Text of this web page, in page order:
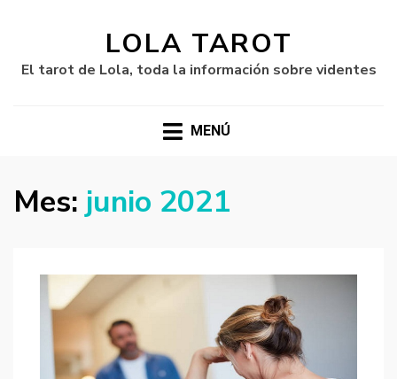
LOLA TAROT
El tarot de Lola, toda la información sobre videntes
MENÚ
Mes: junio 2021